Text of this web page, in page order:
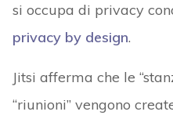
si occupa di privacy
privacy by design.
Jitsi afferma che le
“riunioni” vengono